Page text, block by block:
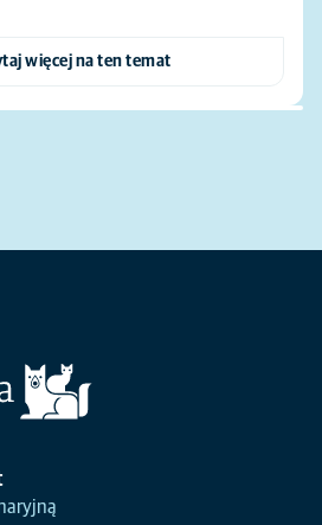
więcej na ten temat